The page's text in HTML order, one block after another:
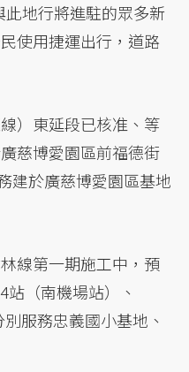
地行將進駐的眾多新
使用捷運出行，道路
）東延段已核准、等
慈博愛園區前福德街
建於廣慈博愛園區基地
線第一期施工中，預
站（南機場站）、
服務忠義國小基地、